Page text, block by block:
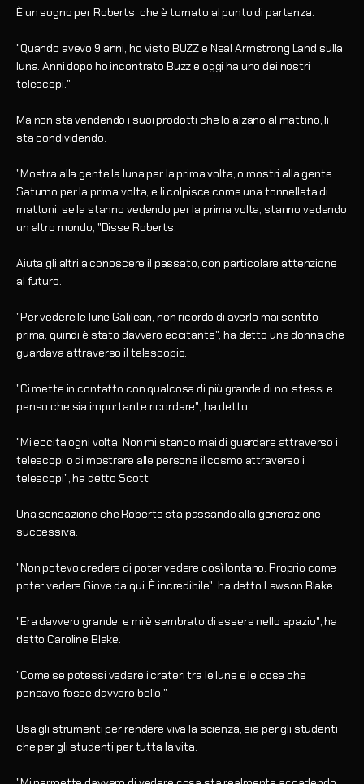
È un sogno per Roberts, che è tornato al punto di partenza.
"Quando avevo 9 anni, ho visto BUZZ e Neal Armstrong Land sulla
luna. Anni dopo ho incontrato Buzz e oggi ha uno dei nostri
telescopi."
Ma non sta vendendo i suoi prodotti che lo alzano al mattino, li
sta condividendo.
"Mostra alla gente la luna per la prima volta, o mostri alla gente
Saturno per la prima volta, e li colpisce come una tonnellata di
mattoni, se la stanno vedendo per la prima volta, stanno vedendo
un altro mondo, "Disse Roberts.
Aiuta gli altri a conoscere il passato, con particolare attenzione
al futuro.
"Per vedere le lune Galilean, non ricordo di averlo mai sentito
prima, quindi è stato davvero eccitante", ha detto una donna che
guardava attraverso il telescopio.
"Ci mette in contatto con qualcosa di più grande di noi stessi e
penso che sia importante ricordare", ha detto.
"Mi eccita ogni volta. Non mi stanco mai di guardare attraverso i
telescopi o di mostrare alle persone il cosmo attraverso i
telescopi", ha detto Scott.
Una sensazione che Roberts sta passando alla generazione
successiva.
"Non potevo credere di poter vedere così lontano. Proprio come
poter vedere Giove da qui. È incredibile", ha detto Lawson Blake.
"Era davvero grande, e mi è sembrato di essere nello spazio", ha
detto Caroline Blake.
"Come se potessi vedere i crateri tra le lune e le cose che
pensavo fosse davvero bello."
Usa gli strumenti per rendere viva la scienza, sia per gli studenti
che per gli studenti per tutta la vita.